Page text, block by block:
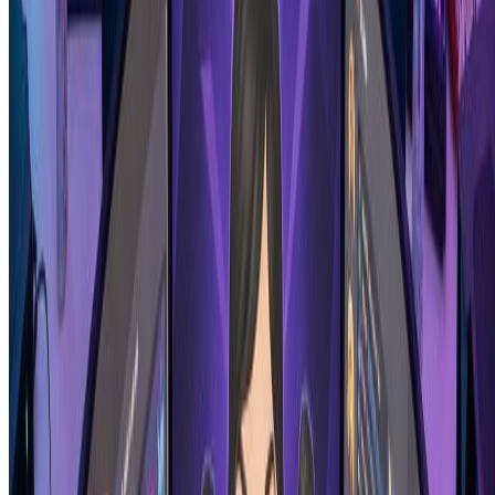
Transform photos into beautiful hand-drawn illustrations with our
free AI illustration generator.